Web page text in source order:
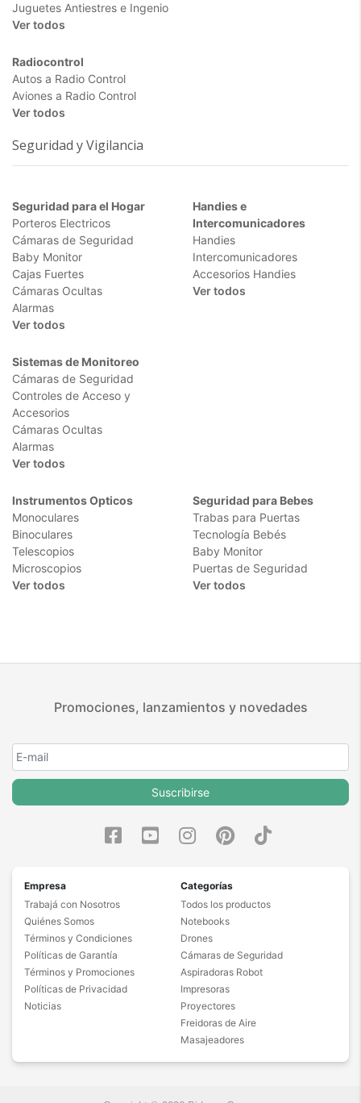
Juguetes Antiestres e Ingenio
Ver todos
Radiocontrol
Autos a Radio Control
Aviones a Radio Control
Ver todos
Seguridad y Vigilancia
Seguridad para el Hogar
Porteros Electricos
Cámaras de Seguridad
Baby Monitor
Cajas Fuertes
Cámaras Ocultas
Alarmas
Ver todos
Sistemas de Monitoreo
Cámaras de Seguridad
Controles de Acceso y
Accesorios
Cámaras Ocultas
Alarmas
Ver todos
Handies e
Intercomunicadores
Handies
Intercomunicadores
Accesorios Handies
Ver todos
Instrumentos Opticos
Monoculares
Binoculares
Telescopios
Microscopios
Ver todos
Seguridad para Bebes
Trabas para Puertas
Tecnología Bebés
Baby Monitor
Puertas de Seguridad
Ver todos
Promociones, lanzamientos y novedades
Suscribirse
Empresa
Trabajá con Nosotros
Quiénes Somos
Términos y Condiciones
Políticas de Garantía
Términos y Promociones
Políticas de Privacidad
Noticias
Categorías
Todos los productos
Notebooks
Drones
Cámaras de Seguridad
Aspiradoras Robot
Impresoras
Proyectores
Freidoras de Aire
Masajeadores